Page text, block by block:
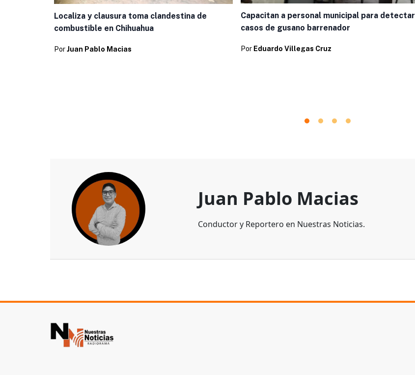
Localiza y clausura toma clandestina de
combustible en Chihuahua
PorJuan Pablo Macias
Capacitan a personal municipal para detectar
casos de gusano barrenador
Por Eduardo Villegas Cruz
Juan Pablo Macias
Conductor y Reportero en Nuestras Noticias.